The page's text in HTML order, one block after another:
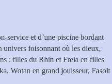
service et d’une piscine bordant
univers foisonnant où les dieux,
: filles du Rhin et Freia en filles
Wotan en grand jouisseur, Fasolt